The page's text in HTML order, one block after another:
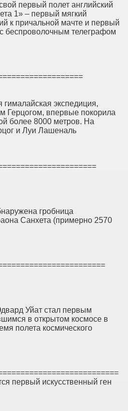
первый полет английский
1» – первый мягкий
к причальной мачте и первый
беспроволочным телеграфом
экспедиция,
Герцогом, впервые покорила
более 8000 метров. На
и Луи Лашеналь
гробница
Санхета (примерно 2570
Уйат стал первым
в открытом космосе в
полета космического
первый искусственный ген